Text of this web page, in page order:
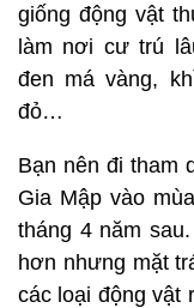
giống động vật
làm nơi cư trú
đen má vàng,
đỏ…
Bạn nên đi tham
Gia Mập vào
tháng 4 năm
hơn nhưng mặt
các loại động vật